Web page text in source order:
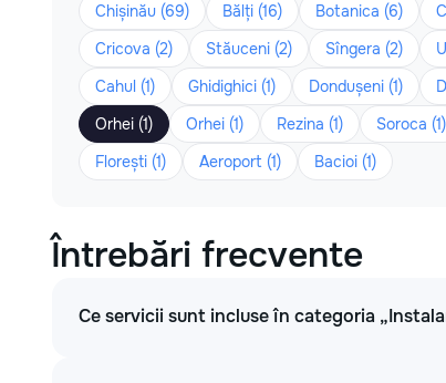
Chișinău (69) Bălți (16) Botanica (6)
Cricova (2)
Stăuceni (2) Sîngera (2)
Cahul (1)
Ghidighici (1) Dondușeni (1)
Orhei (1)
Orhei (1) Rezina (1) Soroca (1)
Florești (1)
Aeroport (1) Bacioi (1)
Întrebări frecvente
Ce servicii sunt incluse în categoria